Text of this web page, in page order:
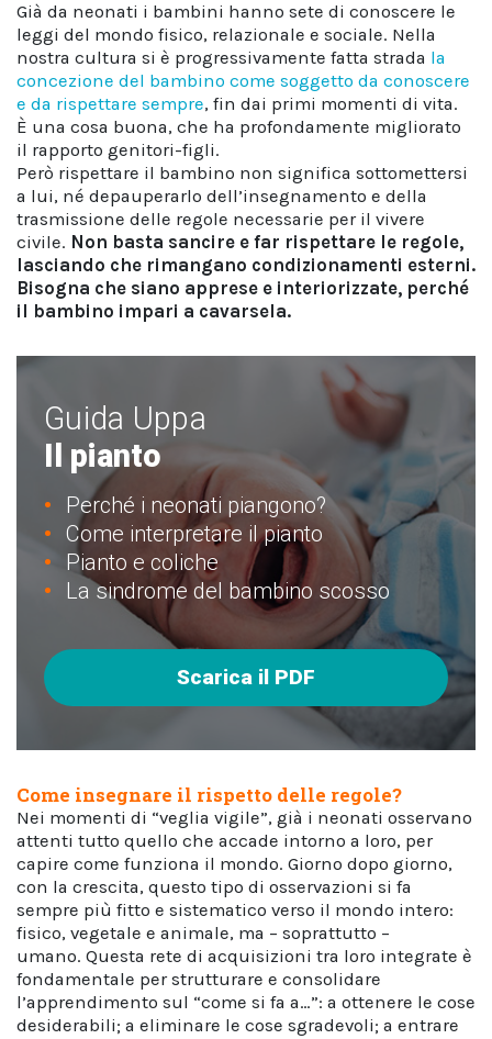
Già da neonati i bambini hanno sete di conoscere le
leggi del mondo fisico, relazionale e sociale. Nella
nostra cultura si è progressivamente fatta strada la
concezione del bambino come soggetto da conoscere
e da rispettare sempre, fin dai primi momenti di vita.
È una cosa buona, che ha profondamente migliorato
il rapporto genitori-figli.
Però rispettare il bambino non significa sottomettersi
a lui, né depauperarlo dell’insegnamento e della
trasmissione delle regole necessarie per il vivere
civile. Non basta sancire e far rispettare le regole,
lasciando che rimangano condizionamenti esterni.
Bisogna che siano apprese e interiorizzate, perché
il bambino impari a cavarsela.
Guida Uppa
Il pianto
Perché i neonati piangono?
Come interpretare il pianto
Pianto e coliche
La sindrome del bambino scosso
Scarica il PDF
Come insegnare il rispetto delle regole?
Nei momenti di “veglia vigile”, già i neonati osservano
attenti tutto quello che accade intorno a loro, per
capire come funziona il mondo. Giorno dopo giorno,
con la crescita, questo tipo di osservazioni si fa
sempre più fitto e sistematico verso il mondo intero:
fisico, vegetale e animale, ma – soprattutto –
umano. Questa rete di acquisizioni tra loro integrate è
fondamentale per strutturare e consolidare
l’apprendimento sul “come si fa a…”: a ottenere le cose
desiderabili; a eliminare le cose sgradevoli; a entrare